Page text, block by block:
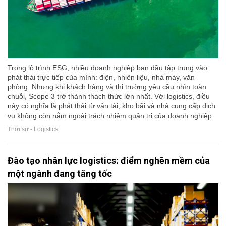
Trong lộ trình ESG, nhiều doanh nghiệp ban đầu tập trung vào
phát thải trực tiếp của mình: điện, nhiên liệu, nhà máy, văn
phòng. Nhưng khi khách hàng và thị trường yêu cầu nhìn toàn
chuỗi, Scope 3 trở thành thách thức lớn nhất. Với logistics, điều
này có nghĩa là phát thải từ vận tải, kho bãi và nhà cung cấp dịch
vụ không còn nằm ngoài trách nhiệm quản trị của doanh nghiệp.
Thời sự - Logistics
Đào tạo nhân lực logistics: điểm nghẽn mềm của
một ngành đang tăng tốc